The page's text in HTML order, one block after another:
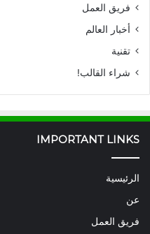
فريق العمل
أخبار العالم
تقنية
شراء القالب!
IMPORTANT LINKS
الرئيسية
عن
فريق العمل